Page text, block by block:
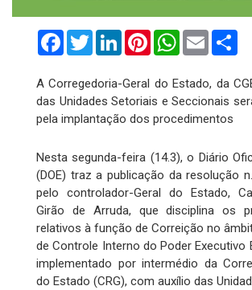
FacebookTwitterLinkedInPinterestWhatsApp
Email
A Corregedoria-Geral do Estado, da
das Unidades Setoriais e Seccionais
pela implantação dos procedimentos
Nesta segunda-feira (14.3), o Diário
(DOE) traz a publicação da resolução
pelo controlador-Geral do Estado,
Girão de Arruda, que disciplina os
relativos à função de Correição no
de Controle Interno do Poder Executivo
implementado por intermédio da
do Estado (CRG), com auxílio das